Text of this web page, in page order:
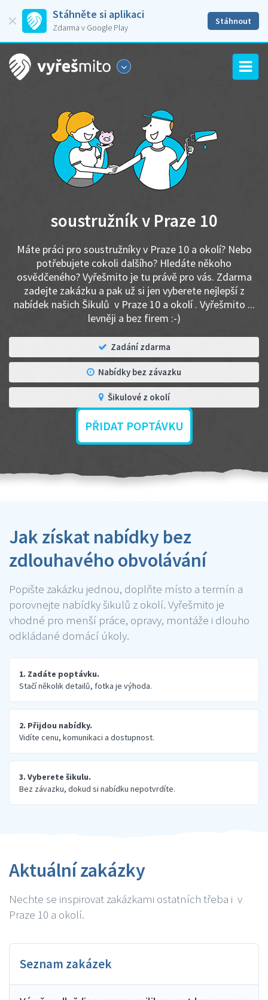
Stáhněte si aplikaci
Zdarma v Google Play
Stáhnout
soustružník v Praze 10
Máte práci pro soustružníky v Praze 10 a okolí? Nebo
potřebujete cokoli dalšího? Hledáte někoho
osvědčeného? Vyřešmito je tu právě pro vás. Zdarma
zadejte zakázku a pak už si jen vyberete nejlepší z
nabídek našich Šikulů v Praze 10 a okolí . Vyřešmito ...
levněji a bez firem :-)
Zadání zdarma
Nabídky bez závazku
Šikulové z okolí
PŘIDAT POPTÁVKU
Jak získat nabídky bez
zdlouhavého obvolávání
Popište zakázku jednou, doplňte místo a termín a
porovnejte nabídky šikulů z okolí. Vyřešmito je
vhodné pro menší práce, opravy, montáže i dlouho
odkládané domácí úkoly.
1. Zadáte poptávku.
Stačí několik detailů, fotka je výhoda.
2. Přijdou nabídky.
Vidíte cenu, komunikaci a dostupnost.
3. Vyberete šikulu.
Bez závazku, dokud si nabídku nepotvrdíte.
Aktuální zakázky
Nechte se inspirovat zakázkami ostatních třeba i v
Praze 10 a okolí.
Seznam zakázek